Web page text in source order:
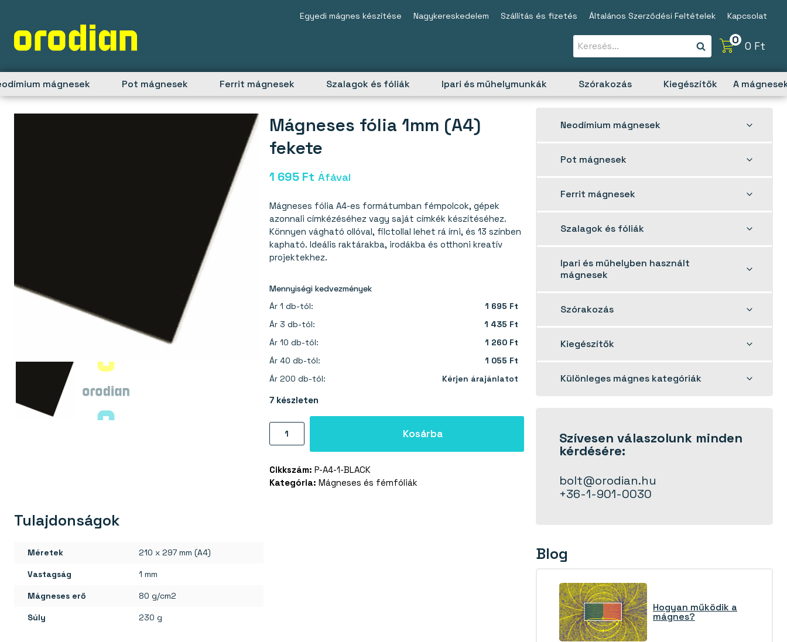
content
Egyedi mágnes készítése Nagykereskedelem Szállítás és fizetés Általános Szerződési Feltételek Kapcsolat
0 0 Ft
mágnesek Pot mágnesek Ferrit mágnesek Szalagok és fóliák Ipari és műhelymunkák Szórakozás Kiegészítők A
Mágneses fólia 1mm (A4)
fekete
1 695 Ft Áfával
Mágneses fólia A4-es formátumban fémpolcok, gépek
azonnali címkézéséhez vagy saját címkék készítéséhez.
Könnyen vágható ollóval, filctollal lehet rá írni, és 13 színben
kapható. Ideális raktárakba, irodákba és otthoni kreatív
projektekhez.
Mennyiségi kedvezmények
Ár 1 db-tól:
1 695 Ft
Ár 3 db-tól:
1 435 Ft
Ár 10 db-tól:
1 260 Ft
Ár 40 db-tól:
1 055 Ft
Ár 200 db-tól:
Kérjen árajánlatot
7 készleten
Mágneses
fólia
(A4)
fekete
Kosárba
Cikkszám: P-A4-1-BLACK
Kategória: Mágneses és fémfóliák
Tulajdonságok
Méretek 210 x 297 mm (A4)
Vastagság 1 mm
Mágneses erő 80 g/cm2
Súly 230 g
Neodímium mágnesek
Toggle
Pot mágnesek
Toggle
Ferrit mágnesek
Toggle
Szalagok és fóliák
Toggle
Ipari és műhelyben használt
mágnesek
child
Szórakozás
Toggle
Kiegészítők
Toggle
Különleges mágnes kategóriák
Toggle
Szívesen válaszolunk minden
kérdésére:
bolt@orodian.hu
+36-1-901-0030
Blog
Hogyan működik a
mágnes?